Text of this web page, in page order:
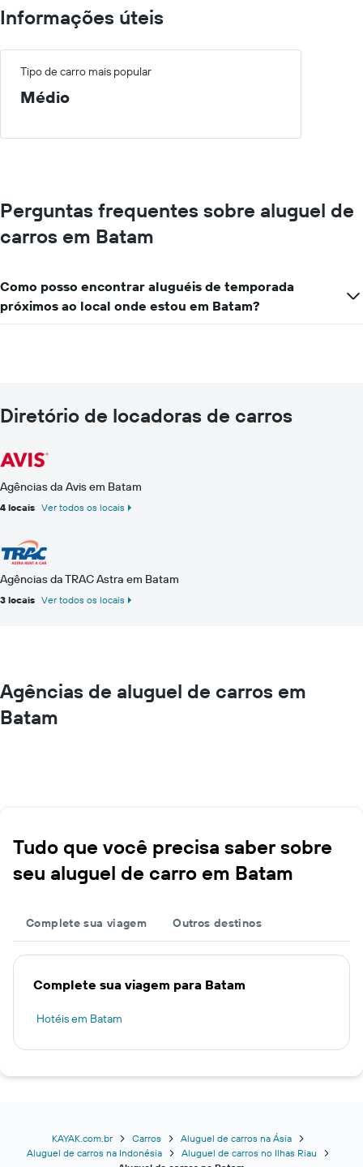
Informações úteis
Tipo de carro mais popular
Médio
Perguntas frequentes sobre aluguel de
carros em Batam
Como posso encontrar aluguéis de temporada
próximos ao local onde estou em Batam?
Diretório de locadoras de carros
Agências da Avis em Batam
4 locais Ver todos os locais
Agências da TRAC Astra em Batam
3 locais Ver todos os locais
Agências de aluguel de carros em
Batam
Tudo que você precisa saber sobre
seu aluguel de carro em Batam
Complete sua viagem Outros destinos
Complete sua viagem para Batam
Hotéis em Batam
KAYAK.com.br Carros
Aluguel de carros na Ásia
Aluguel de carros na Indonésia
Aluguel de carros no Ilhas Riau